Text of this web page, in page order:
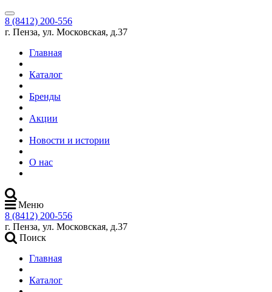
8 (8412) 200-556
г. Пенза, ул. Московская, д.37
Главная
Каталог
Бренды
Акции
Новости и истории
О нас
Меню
8 (8412) 200-556
г. Пенза, ул. Московская, д.37
Поиск
Главная
Каталог